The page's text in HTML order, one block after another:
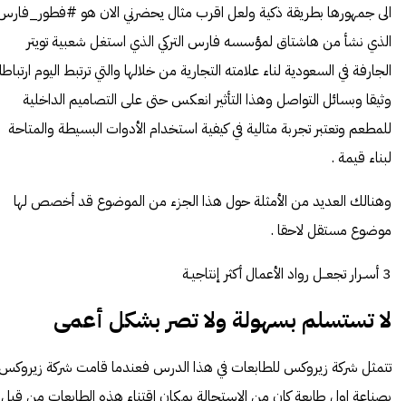
الى جمهورها بطريقة ذكية ولعل اقرب مثال يحضرني الان هو
الذي نشأ من هاشتاق لمؤسسه فارس التركي الذي استغل شعبية تويتر
الجارفة في السعودية لناء علامته التجارية من خلالها والتي ترتبط اليوم ارتباطا
وثيقا وبسائل التواصل وهذا التأثير انعكس حتى على التصاميم الداخلية
للمطعم وتعتبر تجربة مثالية في كيفية استخدام الأدوات البسيطة والمتاحة
لبناء قيمة .
وهنالك العديد من الأمثلة حول هذا الجزء من الموضوع قد أخصص لها
موضوع مستقل لاحقا .
3 أسـرار تجعــل رواد الأعمال أكثر إنتاجيـة
لا تستسلم بسهولة ولا تصر بشكل أعمى
تتمثل شركة زيروكس للطابعات في هذا الدرس فعندما قامت شركة
بصناعة اول طابعة كان من الاستحالة بمكان اقتناء هذه الطابعات من قبل